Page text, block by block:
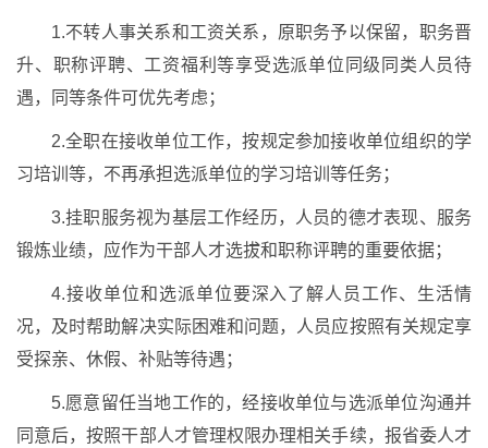
1.不转人事关系和工资关系，原职务予以保留，职务晋
升、职称评聘、工资福利等享受选派单位同级同类人员待
遇，同等条件可优先考虑；
2.全职在接收单位工作，按规定参加接收单位组织的学
习培训等，不再承担选派单位的学习培训等任务；
3.挂职服务视为基层工作经历，人员的德才表现、服务
锻炼业绩，应作为干部人才选拔和职称评聘的重要依据；
4.接收单位和选派单位要深入了解人员工作、生活情
况，及时帮助解决实际困难和问题，人员应按照有关规定享
受探亲、休假、补贴等待遇；
5.愿意留任当地工作的，经接收单位与选派单位沟通并
同意后，按照干部人才管理权限办理相关手续，报省委人才